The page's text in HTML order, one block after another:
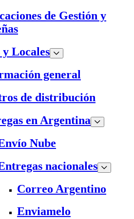
de Gestión y
Locales
general
de distribución
en Argentina
Nube
nacionales
Correo Argentino
Enviamelo